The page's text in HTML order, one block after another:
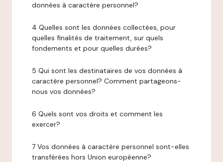
données à caractère personnel?
4 Quelles sont les données collectées, pour
quelles finalités de traitement, sur quels
fondements et pour quelles durées?
5 Qui sont les destinataires de vos données à
caractère personnel? Comment partageons-
nous vos données?
6 Quels sont vos droits et comment les
exercer?
7 Vos données à caractère personnel sont-elles
transférées hors Union européenne?